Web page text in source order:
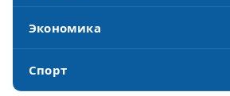
Экономика
Спорт